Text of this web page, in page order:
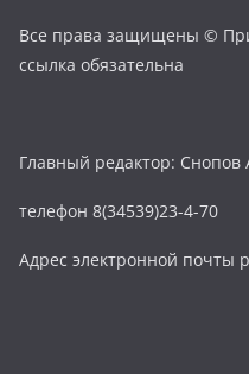
Все права защищены ©
ссылка обязательна
Главный редактор:
телефон 8(34539)23-4-70
Адрес электронной почты